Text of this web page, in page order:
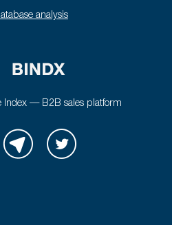
analysis
Index — B2B sales platform